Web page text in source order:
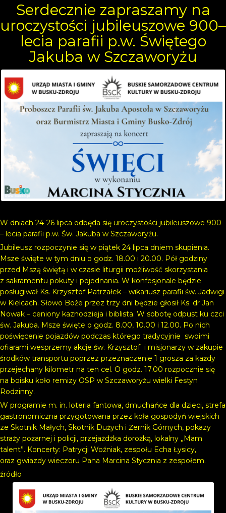
Serdecznie zapraszamy na
uroczystości jubileuszowe 900–
lecia parafii p.w. Świętego
Jakuba w Szczaworyżu
W dniach 24-26 lipca odbęda się uroczystości jubileuszowe 900
– lecia parafii p.w. Św. Jakuba w Szczaworyżu.
Jubileusz rozpoczynie się w piątek 24 lipca dniem skupienia.
Msze święte w tym dniu o godz. 18.00 i 20.00. Pół godziny
przed Mszą świętą i w czasie liturgii możliwość skorzystania
z sakramentu pokuty i pojednania. W konfesjonale będzie
posługiwał Ks. Krzysztof Patrzałek – wikariusz parafii św. Jadwigi
w Kielcach. Słowo Boże przez trzy dni będzie głosił Ks. dr Jan
Nowak – ceniony kaznodzieja i biblista. W sobotę odpust ku czci
św. Jakuba. Msze święte o godz. 8.00, 10.00 i 12.00. Po nich
poświęcenie pojazdów podczas którego tradycyjnie swoimi
ofiarami wesprzemy akcje św. Krzysztof i misjonarzy w zakupie
środków transportu poprzez przeznaczenie 1 grosza za każdy
przejechany kilometr na ten cel. O godz. 17.00 rozpocznie się
na boisku koło remizy OSP w Szczaworyżu wielki Festyn
Rodzinny.
W programie m. in. loteria fantowa, dmuchańce dla dzieci, strefa
gastronomiczna przygotowana przez koła gospodyń wiejskich
ze Skotnik Małych, Skotnik Dużych i Żernik Górnych, pokazy
straży pożarnej i policji, przejażdżka dorożką, lokalny „Mam
talent”. Koncerty: Patrycji Woźniak, zespołu Echa Łysicy,
oraz gwiazdy wieczoru Pana Marcina Stycznia z zespołem.
źródło